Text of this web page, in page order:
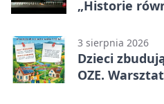
„Historie
3 sierpnia 2026
Dzieci
OZE.